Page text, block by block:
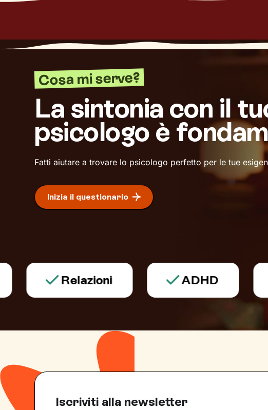
Cosa mi serve?
La sintonia con il
psicologo è
Fatti aiutare a trovare lo psicologo perfetto per le tue
Inizia il questionario
Relazioni ADHD
Iscriviti alla newsletter